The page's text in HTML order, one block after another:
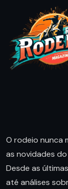
O rodeio nunca
as novidades
Desde as
até análises